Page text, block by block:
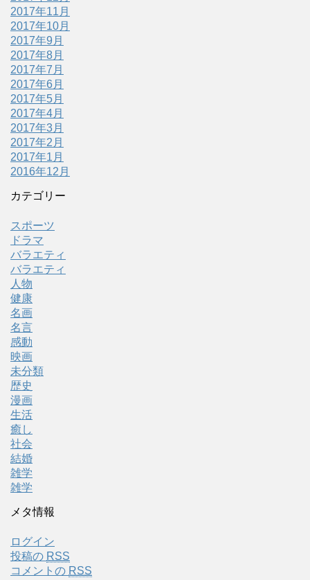
2017年11月
2017年10月
2017年9月
2017年8月
2017年7月
2017年6月
2017年5月
2017年4月
2017年3月
2017年2月
2017年1月
2016年12月
カテゴリー
スポーツ
ドラマ
バラエティ
バラエティ
人物
健康
名画
名言
感動
映画
未分類
歴史
漫画
生活
癒し
社会
結婚
雑学
雑学
メタ情報
ログイン
投稿の RSS
コメントの RSS